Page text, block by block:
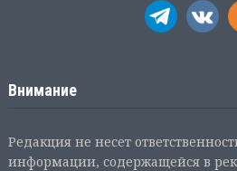
Внимание
Редакция не несет
информации, содержащейся в